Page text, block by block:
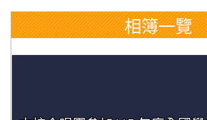
相簿一覽